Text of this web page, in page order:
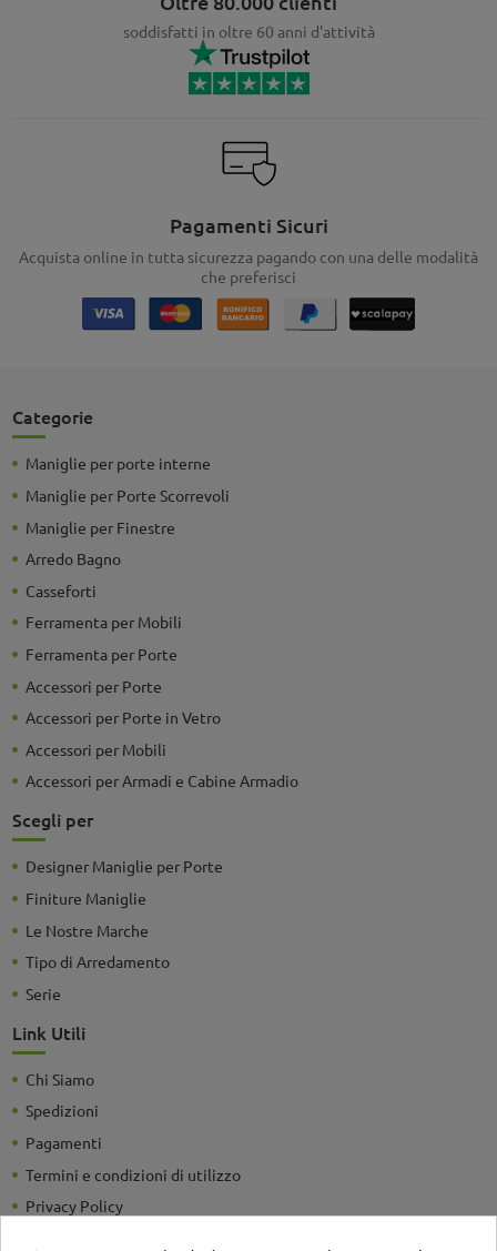
soddisfatti in oltre 60 anni d'attività
Pagamenti Sicuri
Acquista online in tutta sicurezza pagando con una delle modalità
che preferisci
Categorie
Maniglie per porte interne
Maniglie per Porte Scorrevoli
Maniglie per Finestre
Arredo Bagno
Casseforti
Ferramenta per Mobili
Ferramenta per Porte
Accessori per Porte
Accessori per Porte in Vetro
Accessori per Mobili
Accessori per Armadi e Cabine Armadio
Scegli per
Designer Maniglie per Porte
Finiture Maniglie
Le Nostre Marche
Tipo di Arredamento
Serie
Link Utili
Chi Siamo
Spedizioni
Pagamenti
Termini e condizioni di utilizzo
Privacy Policy